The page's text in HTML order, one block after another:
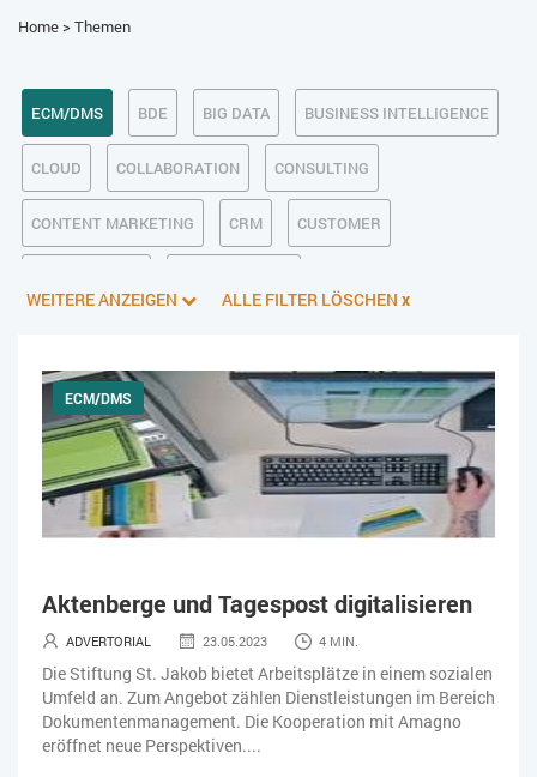
Home>Themen
ECM/DMS BDE BIG DATA BUSINESS INTELLIGENCE
CLOUD COLLABORATION CONSULTING
CONTENT MARKETING CRM CUSTOMER
E-BUSINESS E-COMMERCE EINKAUF ERP
FALLSTUDIEN FERTIGUNG FINANZSOFTWARE
HANDEL HR INDUSTRIE 4.0
IT-JOBS IT-SERVICE MANAGEMENT KI IM ERP
KÜNSTLICHE INTELLIGENZ LOGISTIK LOHN
MACHINE LEARNING MANAGEMENT & FÜHRUNG
WEITERE ANZEIGEN ALLE FILTER LÖSCHEN x
ECM/DMS
Aktenberge und Tagespost digitalisieren
ADVERTORIAL 23.05.2023 4 MIN.
Die Stiftung St. Jakob bietet Arbeitsplätze in einem sozialen
Umfeld an. Zum Angebot zählen Dienstleistungen im Bereich
Dokumentenmanagement. Die Kooperation mit Amagno
eröffnet neue Perspektiven....